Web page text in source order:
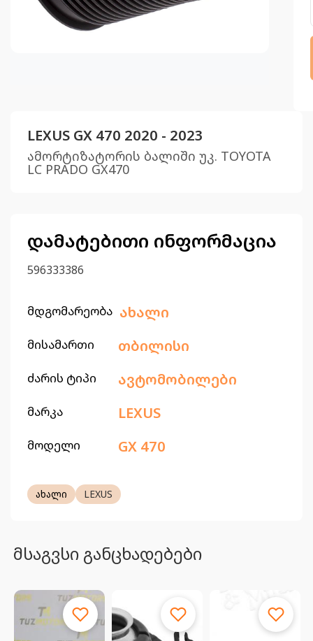
LEXUS GX 470 2020 - 2023
ამორტიზატორის ბალიში უკ. TOYOTA
LC PRADO GX470
დამატებითი ინფორმაცია
596333386
მდგომარეობა ახალი
მისამართი თბილისი
ძარის ტიპი ავტომობილები
მარკა LEXUS
მოდელი GX 470
ახალი LEXUS
მსაგვსი განცხადებები